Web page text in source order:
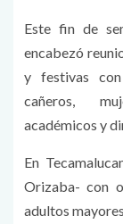
Este fin de
encabezó
y festivas con
cañeros,
académicos y
En
Orizaba- con
adultos